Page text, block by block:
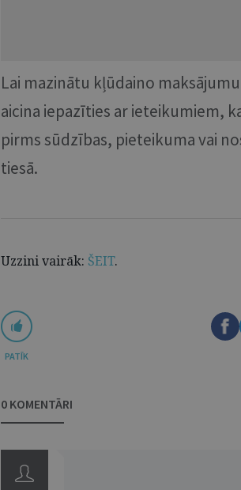
Lai mazinātu kļūdaino
aicina iepazīties ar ieteikumiem,
pirms sūdzības, pieteikuma vai
tiesā.
Uzzini vairāk: ŠEIT.
PATĪK
0 KOMENTĀRI